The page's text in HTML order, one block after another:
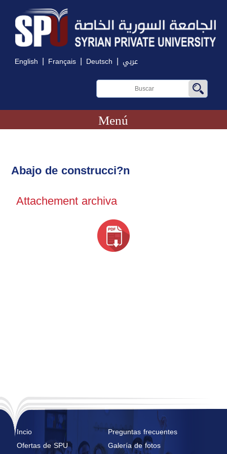
English | Français | Deutsch | عربي
Menú
Abajo de construcci?n
Attachement archiva
Incio
Preguntas frecuentes
Ofertas de SPU
Galería de fotos